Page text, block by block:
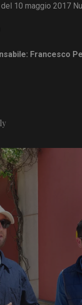
10 maggio 2017
Francesco